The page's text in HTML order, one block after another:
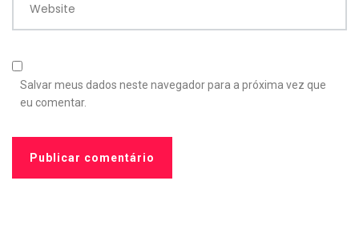
Website
Salvar meus dados neste navegador para a próxima vez que
eu comentar.